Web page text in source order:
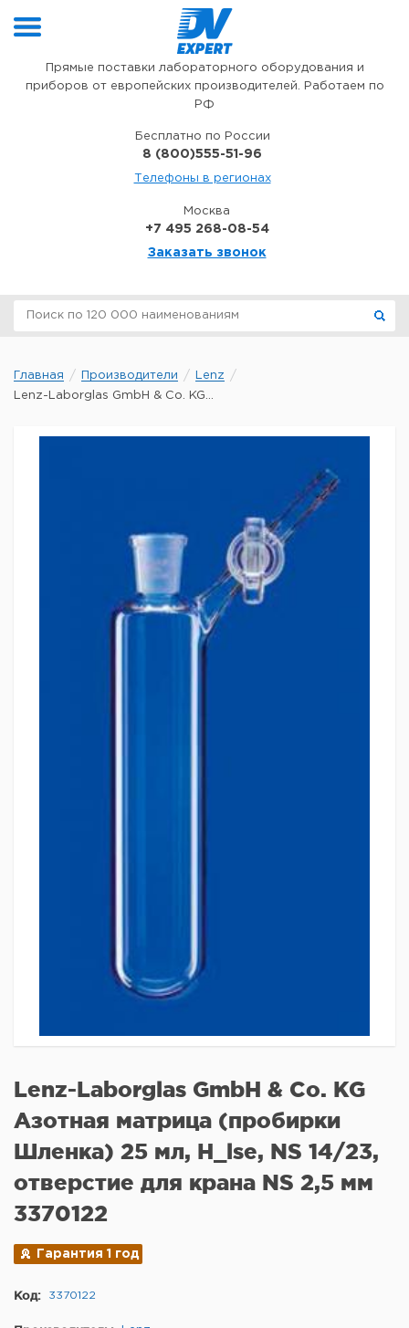
Прямые поставки лабораторного оборудования и
приборов от европейских производителей. Работаем по
РФ
Бесплатно по России
8 (800)555-51-96
Телефоны в регионах
Москва
+7 495 268-08-54
Заказать звонок
Главная Производители
Lenz
Lenz-Laborglas GmbH & Co. KG...
Lenz-Laborglas GmbH & Co. KG
Азотная матрица (пробирки
Шленка) 25 мл, H_lse, NS 14/23,
отверстие для крана NS 2,5 мм
3370122
Гарантия 1 год
Код: 3370122